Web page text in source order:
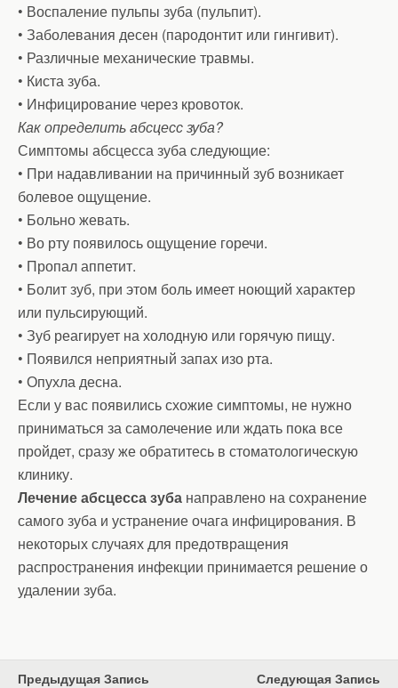
• Воспаление пульпы зуба (пульпит).
• Заболевания десен (пародонтит или гингивит).
• Различные механические травмы.
• Киста зуба.
• Инфицирование через кровоток.
Как определить абсцесс зуба?
Симптомы абсцесса зуба следующие:
• При надавливании на причинный зуб возникает
болевое ощущение.
• Больно жевать.
• Во рту появилось ощущение горечи.
• Пропал аппетит.
• Болит зуб, при этом боль имеет ноющий характер
или пульсирующий.
• Зуб реагирует на холодную или горячую пищу.
• Появился неприятный запах изо рта.
• Опухла десна.
Если у вас появились схожие симптомы, не нужно
приниматься за самолечение или ждать пока все
пройдет, сразу же обратитесь в стоматологическую
клинику.
Лечение абсцесса зуба направлено на сохранение
самого зуба и устранение очага инфицирования. В
некоторых случаях для предотвращения
распространения инфекции принимается решение о
удалении зуба.
Предыдущая Запись Следующая Запись